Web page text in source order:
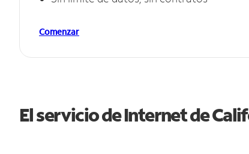
Comenzar
El servicio de Internet de